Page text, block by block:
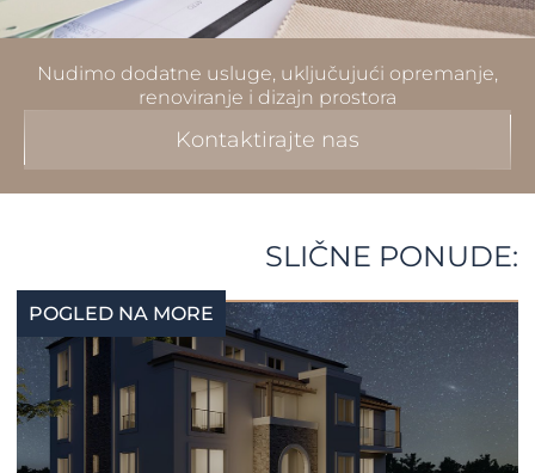
Nudimo dodatne usluge, uključujući opremanje,
renoviranje i dizajn prostora
Kontaktirajte nas
SLIČNE PONUDE:
POGLED NA MORE